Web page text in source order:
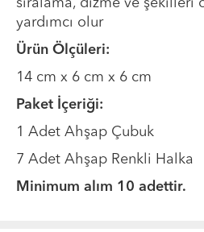
sıralama, dizme ve şekilleri
yardımcı olur
Ürün Ölçüleri:
14 cm x 6 cm x 6 cm
Paket İçeriği:
1 Adet Ahşap Çubuk
7 Adet Ahşap Renkli Halka
Minimum alım 10 adettir.